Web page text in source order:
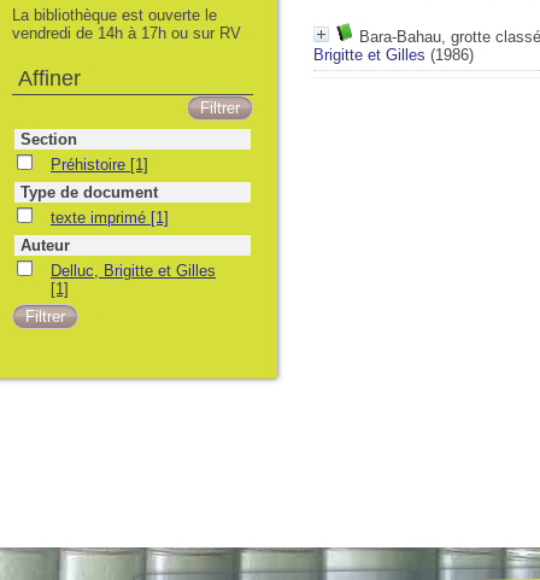
Bara-Bahau, grotte
Brigitte et Gilles (1986)
La bibliothèque est ouverte le
vendredi de 14h à 17h ou sur RV
Affiner
Section
Préhistoire [1]
Type de document
texte imprimé [1]
Auteur
Delluc, Brigitte et Gilles
[1]